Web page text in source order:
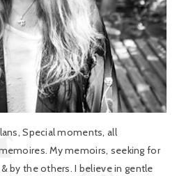
Special moments, all
My memoirs, seeking for
by the others. I believe in gentle